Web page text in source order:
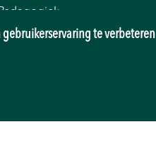
te verbeteren